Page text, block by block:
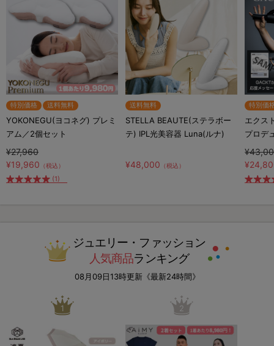
特別価格 送料無料
YOKONEGU(ヨコネグ) プレミ
アム／2個セット
¥27,960
¥19,960 （税込）
(1)
送料無料
STELLA BEAUTE(ステラボー
テ) IPL光美容器 Luna(ルナ)
¥48,000 （税込）
特別価
エクス
プロデ
ジュエリー・ファッション
人気商品ランキング
08月09日13時更新《最新24時間》
1 2